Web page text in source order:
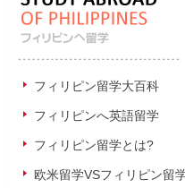
フィリピン留学大百科
フィリピンへ英語留学
フィリピン留学とは?
欧米留学VSフィリピン留